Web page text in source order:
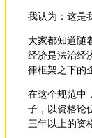
我认为：这是
大家都知道随
经济是法治经
律框架之下的
在这个规范中
子，以资格论
三年以上的资